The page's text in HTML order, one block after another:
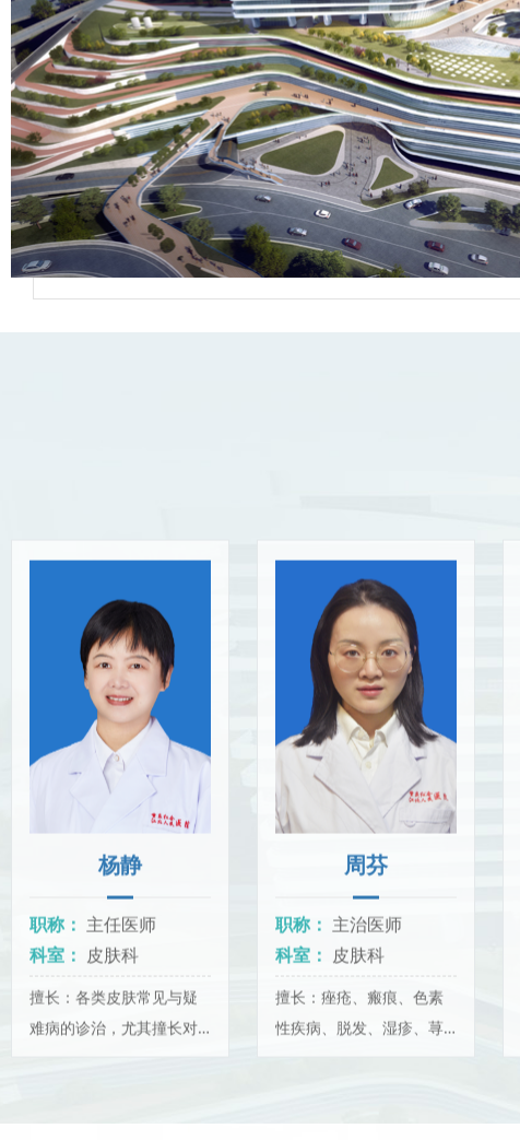
杨静
职称： 主任医师
科室： 皮肤科
擅长：各类皮肤常见与疑
难病的诊治，尤其撞长对
发、黄褐斑、性传..
周芬
职称： 主治医师
科室： 皮肤科
擅长：痤疮、瘢痕、色素
性疾病、脱发、湿疹、荨
性皮炎、梅毒、尖..